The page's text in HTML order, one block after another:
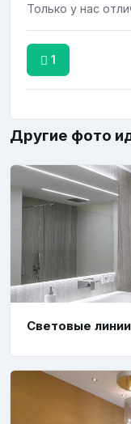
Только у нас
1
Другие фото
Световые